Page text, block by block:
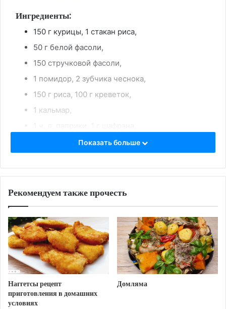
Ингредиенты:
150 г курицы, 1 стакан риса,
50 г белой фасоли,
150 стручковой фасоли,
1 помидор, 2 зубчика чеснока,
150 г риса, 100 г креветок,
1 кальмар,
3 ст. л. оливкового масла
мясо на растительном масле до золотистого
цвета
Отварить заранее замоченную белую фасоль
(можно использовать консервированную).
Нарезать все овощи произвольными кусками, в
том числе и зелёную фасоль. Смешать их с
отварными белыми бобами и мясом и
потомить на огне 5 минут. Смесь посолить,
добавить паприку и сырой рис и тушить на
Показать больше
Рекомендуем также прочесть
Наггетсы рецепт
приготовления в домашних
условиях
Домляма